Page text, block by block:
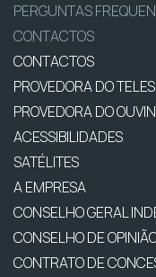
PERGUNTAS
CONTACTOS
CONTACTOS
PROVEDORA DO
PROVEDORA DO
ACESSIBILIDADES
SATÉLITES
A EMPRESA
CONSELHO GERAL
CONSELHO DE
CONTRATO DE